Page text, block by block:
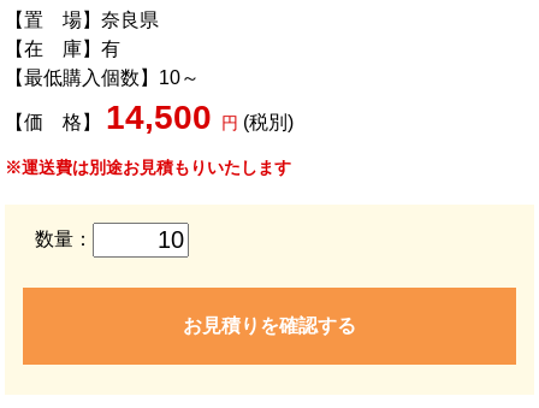
【置 場】奈良県
【在 庫】有
【最低購入個数】10～
【価 格】 14,500 円 (税別)
※運送費は別途お見積もりいたします
数量：
お見積りを確認する